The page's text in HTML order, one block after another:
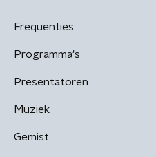
Frequenties
Programma's
Presentatoren
Muziek
Gemist